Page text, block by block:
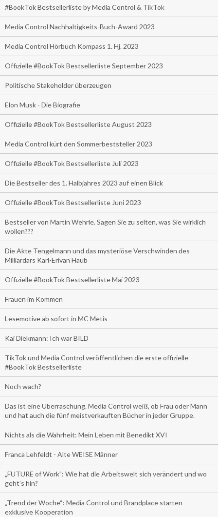
#BookTok Bestsellerliste by Media Control & TikTok
Media Control Nachhaltigkeits-Buch-Award 2023
Media Control Hörbuch Kompass 1. Hj. 2023
Offizielle #BookTok Bestsellerliste September 2023
Politische Stakeholder überzeugen
Elon Musk - Die Biografie
Offizielle #BookTok Bestsellerliste August 2023
Media Control kürt den Sommerbeststeller 2023
Offizielle #BookTok Bestsellerliste Juli 2023
Die Bestseller des 1. Halbjahres 2023 auf einen Blick
Offizielle #BookTok Bestsellerliste Juni 2023
Bestseller von Martin Wehrle. Sagen Sie zu selten, was Sie wirklich
wollen???
Die Akte Tengelmann und das mysteriöse Verschwinden des
Milliardärs Karl-Erivan Haub
Offizielle #BookTok Bestsellerliste Mai 2023
Frauen im Kommen
Lesemotive ab sofort in MC Metis
Kai Diekmann: Ich war BILD
TikTok und Media Control veröffentlichen die erste offizielle
#BookTok Bestsellerliste
Noch wach?
Das ist eine Überraschung. Media Control weiß, ob Frau oder Mann
und hat auch die fünf meistverkauften Bücher in jeder Gruppe.
Nichts als die Wahrheit: Mein Leben mit Benedikt XVI
Franca Lehfeldt - Alte WEISE Männer
„FUTURE of Work”: Wie hat die Arbeitswelt sich verändert und wo
geht’s hin?
„Trend der Woche“: Media Control und Brandplace starten
exklusive Kooperation